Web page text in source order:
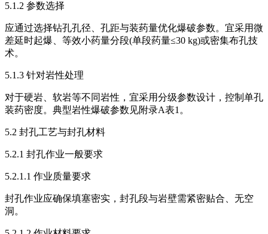
5.1.2 参数选择
应通过选择钻孔孔径、孔距与装药量优化爆破参数。宜采用微
差延时起爆、等效小药量分段(单段药量≤30 kg)或密集布孔技
术。
5.1.3 针对岩性处理
对于硬岩、软岩等不同岩性，宜采用分级参数设计，控制单孔
装药密度。典型岩性爆破参数见附录A表1。
5.2 封孔工艺与封孔材料
5.2.1 封孔作业一般要求
5.2.1.1 作业质量要求
封孔作业应确保填塞密实，封孔段与岩壁需紧密贴合、无空
洞。